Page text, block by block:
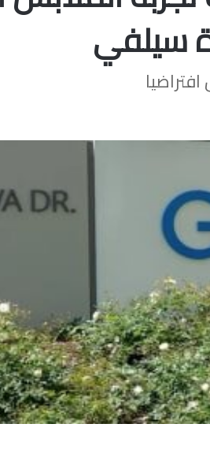
سيلفي